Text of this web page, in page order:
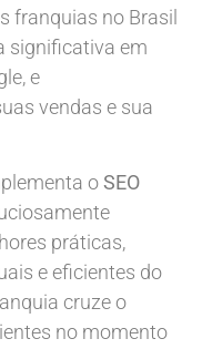
franquias no Brasil
significativa em
e
vendas e sua
oSEO
práticas,
e eficientes do
cruze o
no momento